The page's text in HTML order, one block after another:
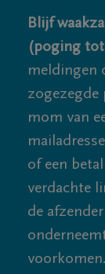
Blijf
(poging
meldingen
zogezegde
mom van
of een
verdachte
de